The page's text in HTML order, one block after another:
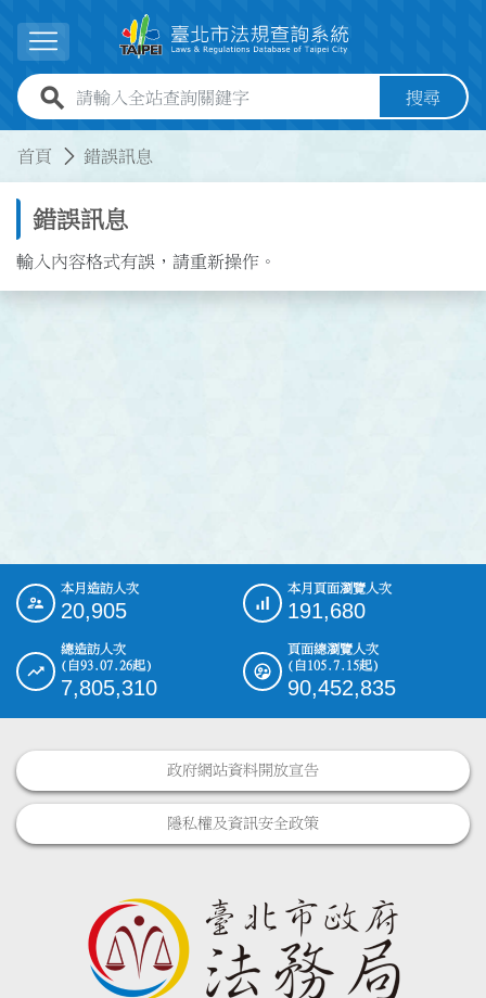
展開選單
全站查詢關鍵字欄位 搜尋
首頁 錯誤訊息
錯誤訊息
輸入內容格式有誤，請重新操作。
::: 本月造訪人次
20,905
本月頁面瀏覽人次
191,680
總造訪人次
(自93.07.26起)
7,805,310
頁面總瀏覽人次
(自105.7.15起)
90,452,835
政府網站資料開放宣告
隱私權及資訊安全政策